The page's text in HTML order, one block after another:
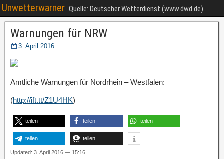
Unwetterwarner Quelle: Deutscher Wetterdienst (www.dwd.de)
Warnungen für NRW
3. April 2016
Amtliche Warnungen für Nordrhein – Westfalen:
(http://ift.tt/Z1U4HK)
teilen teilen teilen
teilen teilen
Updated: 3. April 2016 — 15:16